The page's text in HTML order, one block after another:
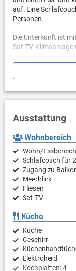
auf. Eine
Personen.
Die Unterkunft ist
Sat-TV,
Der schöne große
Ihnen einen
Restaurants,
Ausstattung
Wohnbereich
Wohn/
Schlafcouch für
Zugang zu
Meerblick
Fliesen
Sat-TV
Küche
Küche
Geschirr
Elektroherd
Kochplatten: 4